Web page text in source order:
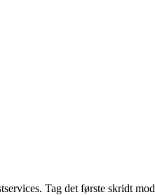
Tag det første skridt